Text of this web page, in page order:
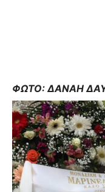
ΦΩΤΟ: ΔΑΝΑΗ